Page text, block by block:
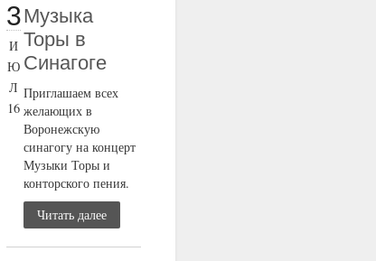
3
И
Ю
Л
16
Музыка
Торы в
Синагоге
Приглашаем всех
желающих в
Воронежскую
синагогу на концерт
Музыки Торы и
конторского пения.
Читать далее